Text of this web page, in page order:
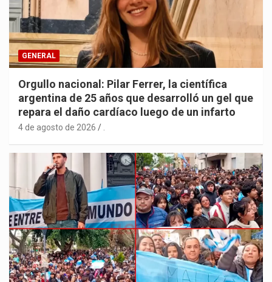
GENERAL
Orgullo nacional: Pilar Ferrer, la científica
argentina de 25 años que desarrolló un gel que
repara el daño cardíaco luego de un infarto
4 de agosto de 2026